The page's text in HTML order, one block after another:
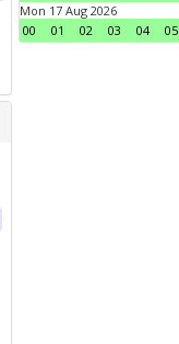
Mon 17 Aug 2026
00
01 02 03 04 05